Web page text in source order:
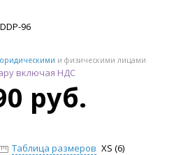
DDP-96
и физическими лицами
включая НДС
руб.
Таблица размеров XS (6)